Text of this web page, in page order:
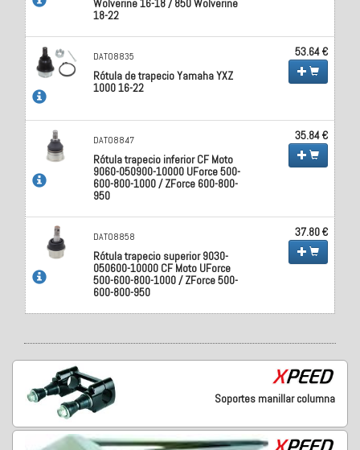
18-22
DAT08835
Rótula de trapecio Yamaha YXZ
1000 16-22
53.64 €
DAT08847
Rótula trapecio inferior CF Moto
9060-050900-10000 UForce 500-
600-800-1000 / ZForce 600-800-
950
35.84 €
DAT08858
Rótula trapecio superior 9030-
050600-10000 CF Moto UForce
500-600-800-1000 / ZForce 500-
600-800-950
37.80 €
Soportes manillar columna